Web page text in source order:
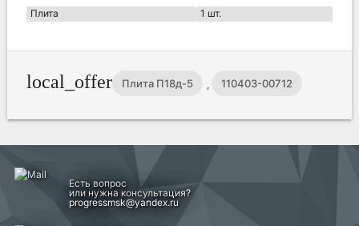
Плита 1 шт.
local_offer Плита П18д-5 , 110403-00712
Есть вопрос
или нужна консультация?
progressmsk@yandex.ru